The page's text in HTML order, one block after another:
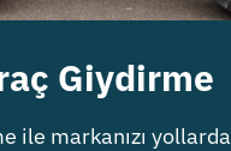
Giydirme
ile markanızı yollarda